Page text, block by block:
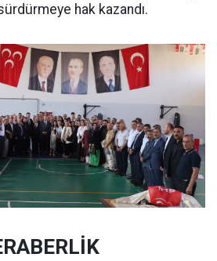
hak kazandı.